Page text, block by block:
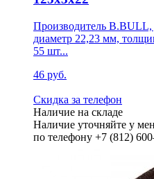
Производитель
диаметр 22,23 мм,
55 шт...
46 руб.
Скидка за телефон
Наличие на складе
Наличие уточняйте у
по телефону +7 (812)